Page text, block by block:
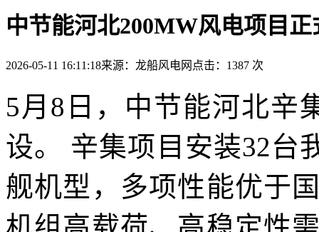
中节能河北200MW风电项目正
2026-05-11 16:11:18来源：龙船风电网 点击：1387 次
5月8日，中节能河北辛
设。 辛集项目安装32台
舰机型，多项性能优于